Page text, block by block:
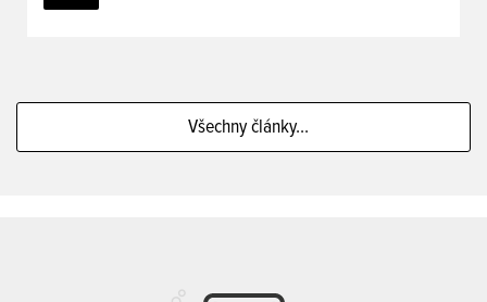
Všechny články...